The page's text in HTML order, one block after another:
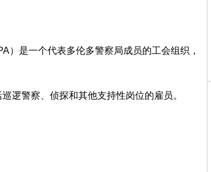
）是一个代表多伦多警察局成员的工会组织，
逻警察、侦探和其他支持性岗位的雇员。